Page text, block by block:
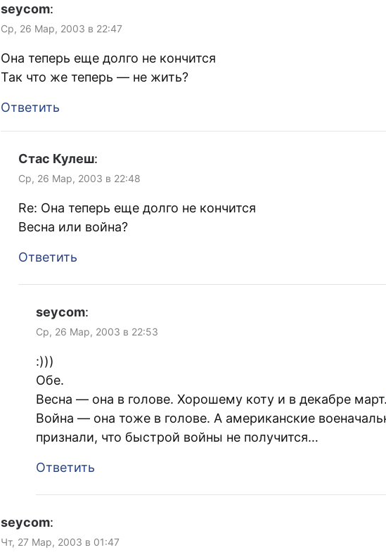
seycom:
Ср, 26 Мар, 2003 в 22:47
Она теперь еще долго не кончится
Так что же теперь — не жить?
Ответить
Стас Кулеш:
Ср, 26 Мар, 2003 в 22:48
Re: Она теперь еще долго не кончится
Весна или война?
Ответить
seycom:
Ср, 26 Мар, 2003 в 22:53
:)))
Обе.
Весна — она в голове. Хорошему коту и в декабре март.
Война — она тоже в голове. А американские
признали, что быстрой войны не получится…
Ответить
seycom:
Чт, 27 Мар, 2003 в 01:47